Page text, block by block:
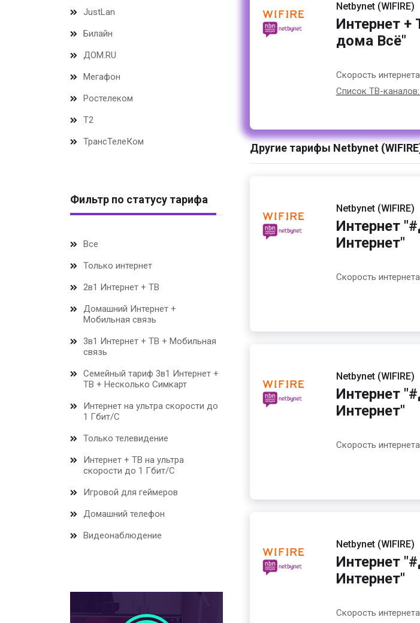
JustLan
Билайн
ДОМ.RU
Мегафон
Ростелеком
Т2
ТрансТелеКом
Фильтр по статусу тарифа
Все
Только интернет
2в1 Интернет + ТВ
Домашний Интернет +
Мобильная связь
3в1 Интернет + ТВ + Мобильная
связь
Семейный тариф 3в1 Интернет +
ТВ + Несколько Симкарт
Интернет на ультра скорости до
1 Гбит/С
Только телевидение
Интернет + ТВ на ультра
скорости до 1 Гбит/С
Игровой для геймеров
Домашний телефон
Видеонаблюдение
Netbynet (WIFIRE)
Интернет +
дома Всё"
Скорость
Список ТВ-каналов:
Другие тарифы Netbynet
Netbynet (WIFIRE)
Интернет
Интернет"
Скорость
Netbynet (WIFIRE)
Интернет
Интернет"
Скорость
Netbynet (WIFIRE)
Интернет
Интернет"
Скорость